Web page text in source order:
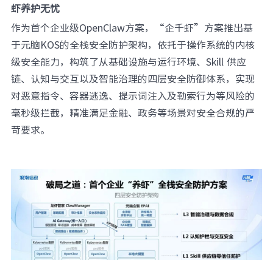
虾养护无忧
作为首个企业级OpenClaw方案，“企千虾”方案推出基
于元脑KOS的全栈安全防护架构，依托于操作系统的内核
级安全能力，构筑了从基础设施与运行环境、Skill 供应
链、认知与交互以及智能治理的四层安全防御体系，实现
对恶意指令、容器逃逸、提示词注入及勒索行为等风险的
毫秒级拦截，精准满足金融、政务等场景对安全合规的严
苛要求。